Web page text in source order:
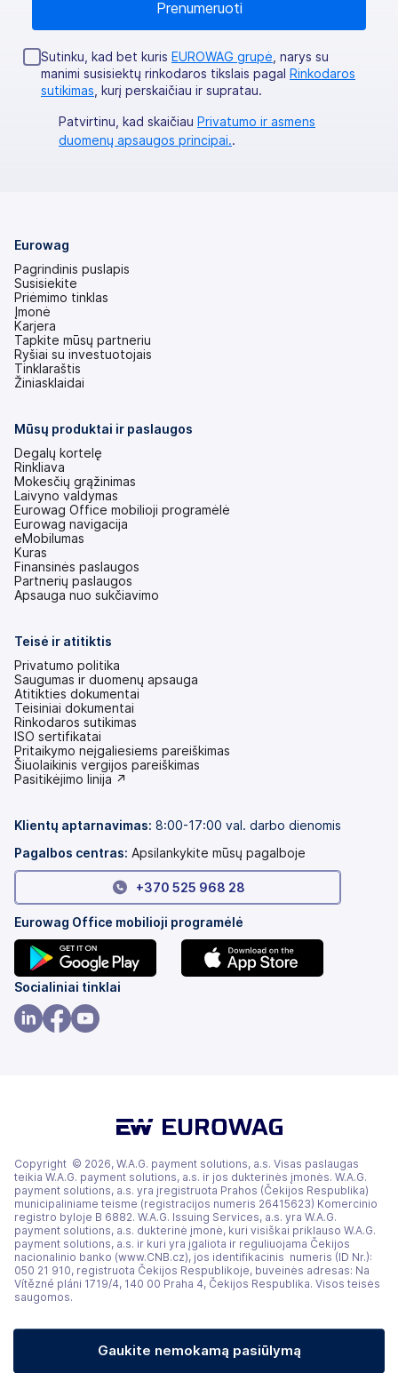
Sutinku, kad bet kuris EUROWAG grupė , narys su
manimi susisiektų rinkodaros tikslais pagal Rinkodaros
sutikimas , kurį perskaičiau ir supratau.
Patvirtinu, kad skaičiau Privatumo ir asmens
duomenų apsaugos principai..
Eurowag
Pagrindinis puslapis
Susisiekite
Priėmimo tinklas
Įmonė
Karjera
Tapkite mūsų partneriu
Ryšiai su investuotojais
(atsidaro
naujame
Tinklaraštis
Žiniasklaidai
Mūsų produktai ir paslaugos
Degalų kortelę
Rinkliava
Mokesčių grąžinimas
Laivyno valdymas
Eurowag Office mobilioji programėlė
Eurowag navigacija
eMobilumas
Kuras
Finansinės paslaugos
Partnerių paslaugos
Apsauga nuo sukčiavimo
Teisė ir atitiktis
Privatumo politika
Saugumas ir duomenų apsauga
Atitikties dokumentai
Teisiniai dokumentai
Rinkodaros sutikimas
ISO sertifikatai
Pritaikymo neįgaliesiems pareiškimas
(atsidaro
naujame
Šiuolaikinis vergijos pareiškimas
(atsidaro
Pasitikėjimo linija ↗
Klientų aptarnavimas: 8:00-17:00 val. darbo dienomis
Pagalbos centras: Apsilankykite mūsų pagalboje
+370 525 968 28
Eurowag Office mobilioji programėlė
(atsidaro
naujame
skirtuke)
Socialiniai tinklai
Copyright © 2026, W.A.G. payment solutions, a.s. Visas paslaugas
teikia W.A.G. payment solutions, a.s. ir jos dukterinės įmonės. W.A.G.
payment solutions, a.s. yra įregistruota Prahos (Čekijos Respublika)
municipaliniame teisme (registracijos numeris 26415623) Komercinio
registro byloje B 6882. W.A.G. Issuing Services, a.s. yra W.A.G.
payment solutions, a.s. dukterinė įmonė, kuri visiškai priklauso W.A.G.
payment solutions, a.s. ir kuri yra įgaliota ir reguliuojama Čekijos
nacionalinio banko (www.CNB.cz), jos identifikacinis numeris (ID Nr.):
050 21 910, registruota Čekijos Respublikoje, buveinės adresas: Na
Vítězné pláni 1719/4, 140 00 Praha 4, Čekijos Respublika. Visos teisės
saugomos.
Gaukite nemokamą pasiūlymą